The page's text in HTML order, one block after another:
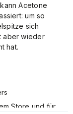
Store und für
Acetone
um so
sich
aber wieder
hat.